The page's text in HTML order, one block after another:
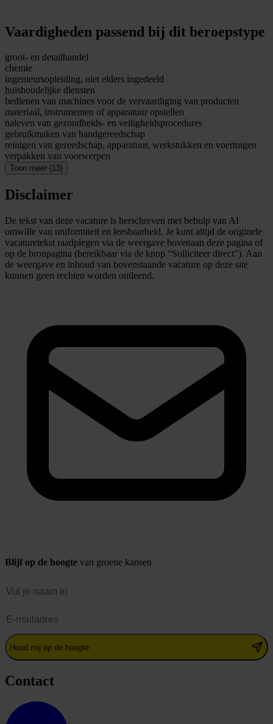
Vaardigheden passend bij dit beroepstype
groot- en detailhandel
chemie
ingenieursopleiding, niet elders ingedeeld
huishoudelijke diensten
bedienen van machines voor de vervaardiging van producten
materiaal, instrumenten of apparatuur opstellen
naleven van gezondheids- en veiligheidsprocedures
gebruikmaken van handgereedschap
reinigen van gereedschap, apparatuur, werkstukken en voertuigen
verpakken van voorwerpen
Toon meer (13)
Disclaimer
De tekst van deze vacature is herschreven met behulp van AI
omwille van uniformiteit en leesbaarheid. Je kunt altijd de originele
vacaturetekst raadplegen via de weergave bovenaan deze pagina of
op de bronpagina (bereikbaar via de knop “Solliciteer direct”). Aan
de weergave en inhoud van bovenstaande vacature op deze site
kunnen geen rechten worden ontleend.
Blijf op de hoogte van groene kansen
Houd mij op de hoogte
Contact